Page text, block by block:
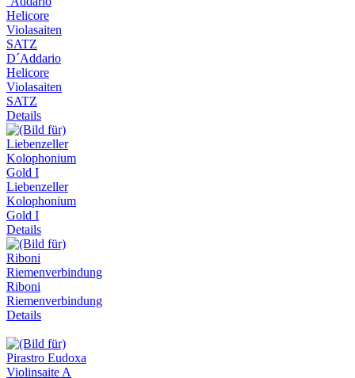
D´Addario
Helicore
Violasaiten
SATZ
Details
Liebenzeller
Kolophonium
Gold I
Details
Riboni
Riemenverbindung
Details